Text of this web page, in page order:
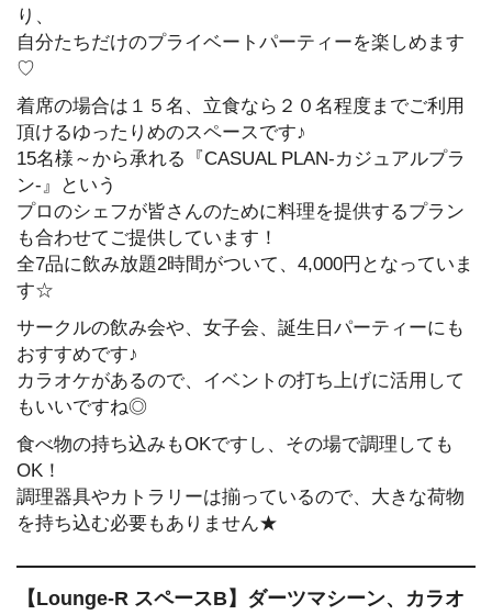
り、
自分たちだけのプライベートパーティーを楽しめます
♡
着席の場合は１５名、立食なら２０名程度までご利用
頂けるゆったりめのスペースです♪
15名様～から承れる『CASUAL PLAN-カジュアルプラ
ン-』という
プロのシェフが皆さんのために料理を提供するプラン
も合わせてご提供しています！
全7品に飲み放題2時間がついて、4,000円となっていま
す☆
サークルの飲み会や、女子会、誕生日パーティーにも
おすすめです♪
カラオケがあるので、イベントの打ち上げに活用して
もいいですね◎
食べ物の持ち込みもOKですし、その場で調理しても
OK！
調理器具やカトラリーは揃っているので、大きな荷物
を持ち込む必要もありません★
【Lounge-R スペースB】ダーツマシーン、カラオ